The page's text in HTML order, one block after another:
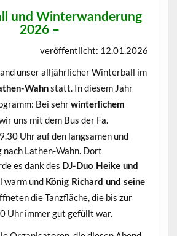
und Winterwanderung
2026 –
veröffentlicht: 12.01.2026
unser alljährlicher Winterball im
Wahnstatt. In diesem Jahr
Bei sehr winterlichem
uns mit dem Bus der Fa.
Uhr auf den langsamen und
Lathen-Wahn. Dort
es dank des DJ-Duo Heike und
warm und König Richard und seine
die Tanzfläche, die bis zur
Uhr immer gut gefüllt war.